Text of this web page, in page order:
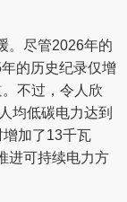
。尽管2026年的
的历史纪录仅增
不过，令人欣
均低碳电力达到
加了13千瓦
进可持续电力方